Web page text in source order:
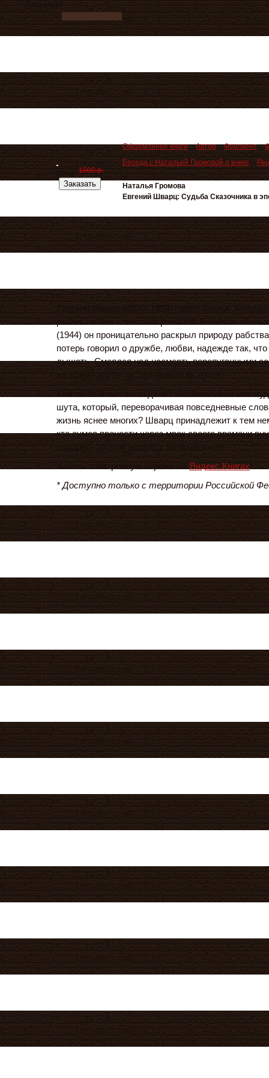
Ваш заказ
800 р. 1000 р.
Заказать
Оформление книги Автор Фрагмент
Беседа с Натальей Громовой о книге
Наталья Громова
Евгений Шварц: Судьба Сказочника в
Евгений Шварц (1896 -1958) писал сказки,
реалистичнее советских романов. В пьесах
(1944) он проницательно раскрыл природу
потерь говорил о дружбе, любви, надежде так, что
дышать. Смеялся над насмерть перепуганными
же время жалел их, оплакивая их души.
Кем он был на самом деле? Насмешником или
шута, который, переворачивая повседневные
жизнь яснее многих? Шварц принадлежит к тем
кто сумел пронести через мрак своего времени
подарить людям надежду на исцеление.
Читать электронную версию наЯндекс.Книгах*.
* Доступно только с территории Российской